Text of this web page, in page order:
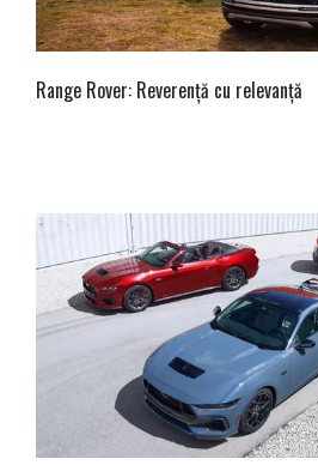
Range Rover: Reverență cu relevanță